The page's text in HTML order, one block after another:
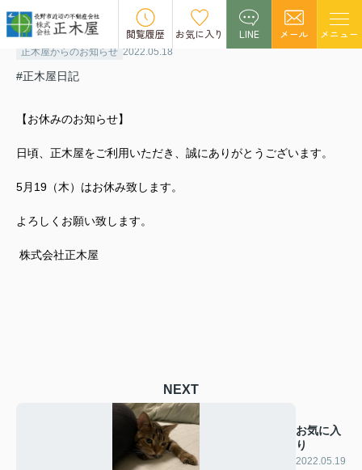
閲覧履歴 お気に入り LINE メール メニュー
【お休みのお知らせ】
正木屋からのお知らせ 2022.05.18
#正木屋日記
【お休みのお知らせ】
日頃、正木屋をご利用いただき、誠にありがとうございます。
5月19（木）はお休み致します。
よろしくお願い致します。
株式会社正木屋
NEXT
お気に入
り
2022.05.19